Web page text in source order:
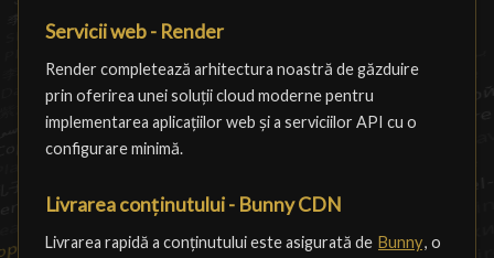
Servicii web - Render
Render completează arhitectura noastră de găzduire
prin oferirea unei soluții cloud moderne pentru
implementarea aplicațiilor web și a serviciilor API cu o
configurare minimă.
Livrarea conținutului - Bunny CDN
Livrarea rapidă a conținutului este asigurată de Bunny, o